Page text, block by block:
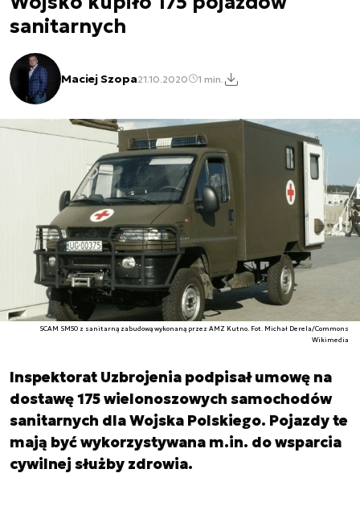
sanitarnych
Maciej Szopa21.10.2020 1 min.
SCAM SM50 z sanitarną zabudową wykonaną przez AMZ Kutno. Fot. Michał Derela/Commons
Wikimedia
Inspektorat Uzbrojenia podpisał umowę na
dostawę 175 wielonoszowych samochodów
sanitarnych dla Wojska Polskiego. Pojazdy te
mają być wykorzystywana m.in. do wsparcia
cywilnej służby zdrowia.